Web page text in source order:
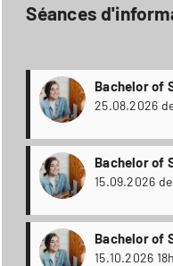
Séances
Bachelor of
Bachelor of
Bachelor of